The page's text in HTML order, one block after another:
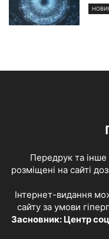
Передрук та інше
розміщені на сайті
Інтернет-видання
сайту за умови
Засновник: Центр